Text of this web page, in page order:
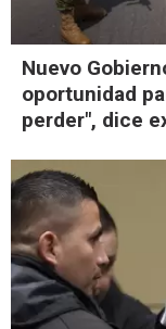
Nuevo
oportunidad
perder", dice